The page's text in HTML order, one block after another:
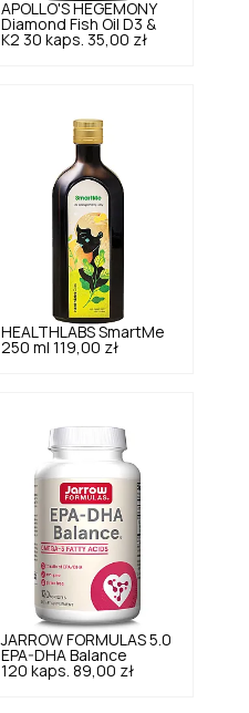
APOLLO'S HEGEMONY
Diamond Fish Oil D3 &
K2 30 kaps. 35,00 zł
HEALTHLABS SmartMe
250 ml 119,00 zł
JARROW FORMULAS 5.0
EPA-DHA Balance
120 kaps. 89,00 zł